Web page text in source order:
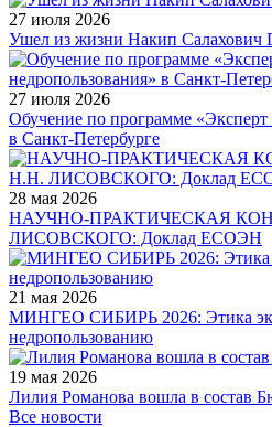
27 июля 2026
Ушел из жизни Накип Салахович
27 июля 2026
Обучение по программе «Эксперт
в Санкт-Петербурге
28 мая 2026
НАУЧНО-ПРАКТИЧЕСКАЯ
ЛИСОВСКОГО: Доклад ЕСОЭН
21 мая 2026
МИНГЕО СИБИРЬ 2026: Этика
недропользованию
19 мая 2026
Лилия Романова вошла в состав
Все новости